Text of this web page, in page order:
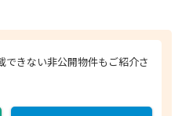
できない非公開物件もご紹介さ